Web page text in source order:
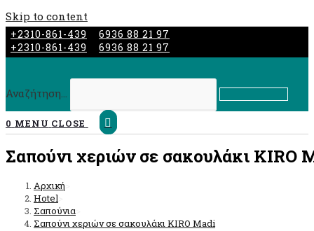
Skip to content
+2310-861-439
6936 88 21 97
+2310-861-439
6936 88 21 97
Αναζήτηση...
0 MENU CLOSE
Σαπούνι χεριών σε σακουλάκι KIRO
Αρχική
Hotel
Σαπούνια
Σαπούνι χεριών σε σακουλάκι KIRO Madi